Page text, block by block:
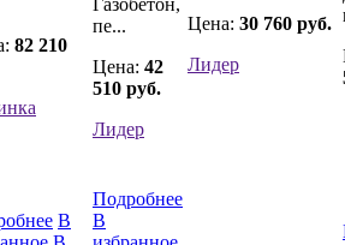
82 210
пе...
Цена: 42
510 руб.
Лидер
Цена: 30 760 руб.
Лидер
В
Подробнее
В